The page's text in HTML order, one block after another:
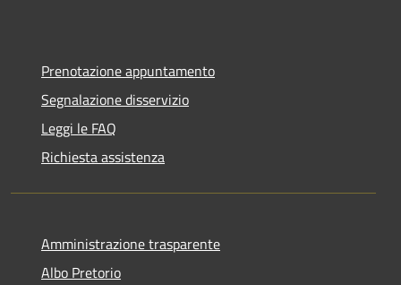
Prenotazione appuntamento
Segnalazione disservizio
Leggi le FAQ
Richiesta assistenza
Amministrazione trasparente
Albo Pretorio